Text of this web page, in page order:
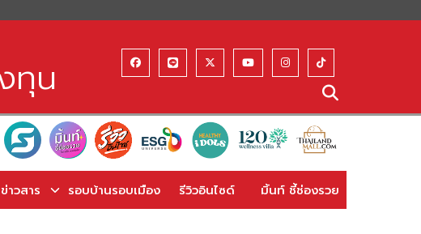
ทุน
ข่าวสาร รอบบ้านรอบเมือง รีวิวอินไซด์ มิ้นท์ ชี้ช่องรวย